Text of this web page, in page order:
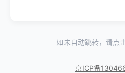
如未自动跳转，请点击
京ICP备